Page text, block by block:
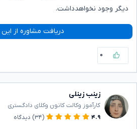
دیگر وجود نخواهدداشت.
دریافت مشاوره از
۰
زینب زینلی
کارآموز وکالت کانون وکلای دادگستری
۴.۹
(۳۴) دیدگاه